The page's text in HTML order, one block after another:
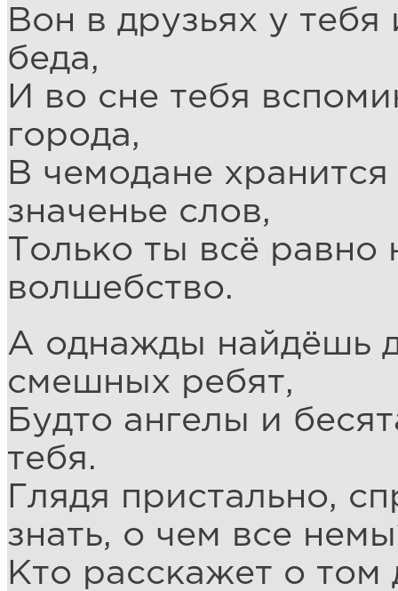
Вон в друзьях у тебя
беда,
И во сне тебя
города,
В чемодане
значенье слов,
Только ты всё
волшебство.
А однажды найдёшь
смешных ребят,
Будто ангелы и
тебя.
Глядя пристально,
знать, о чем все
Кто расскажет о том